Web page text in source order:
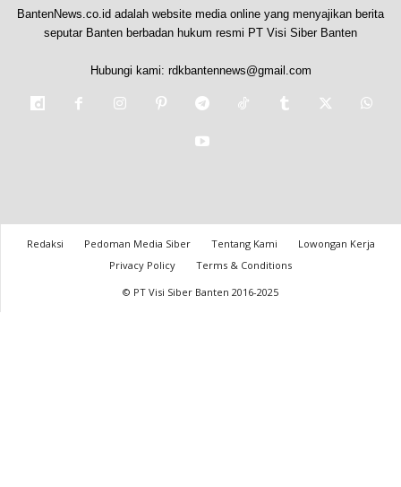
BantenNews.co.id adalah website media online yang menyajikan berita
seputar Banten berbadan hukum resmi PT Visi Siber Banten
Hubungi kami: rdkbantennews@gmail.com
Redaksi Pedoman Media Siber Tentang Kami
Lowongan Kerja
Privacy Policy
Terms & Conditions
© PT Visi Siber Banten 2016-2025